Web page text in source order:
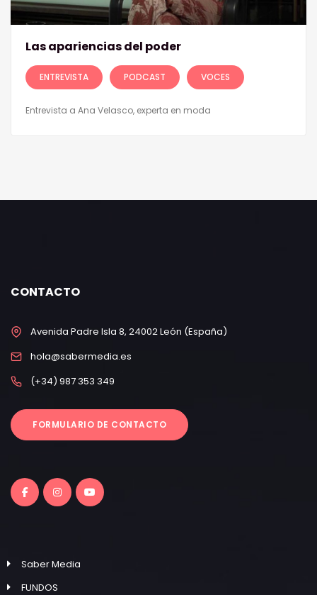
Las apariencias del poder
ENTREVISTA PODCAST VOCES
Entrevista a Ana Velasco, experta en moda
CONTACTO
Avenida Padre Isla 8, 24002 León (España)
hola@sabermedia.es
(+34) 987 353 349
FORMULARIO DE CONTACTO
Saber Media
FUNDOS